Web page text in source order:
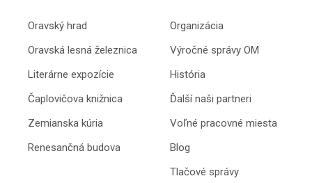
Oravský hrad
Oravská lesná železnica
Literárne expozície
Čaplovičova knižnica
Zemianska kúria
Renesančná budova
Organizácia
Výročné správy OM
História
Ďalší naši partneri
Voľné pracovné miesta
Blog
Tlačové správy